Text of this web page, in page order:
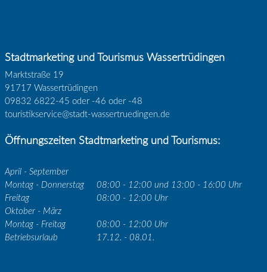
Stadtmarketing und Tourismus Wassertrüdingen
Marktstraße 19
91717 Wassertrüdingen
09832 6822-45 oder -46 oder -48
touristikservice@stadt-wassertruedingen.de
Öffnungszeiten Stadtmarketing und Tourismus:
April - September
Montag - Donnerstag
08:00 - 12:00 und 13:00 - 16:00 Uhr
Freitag
08:00 - 12:00 Uhr
Oktober - März
Montag - Freitag
08:00 - 12:00 Uhr
Betriebsurlaub
17.12. - 08.01.